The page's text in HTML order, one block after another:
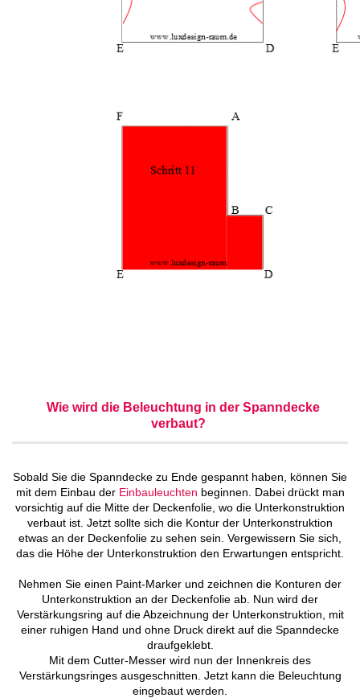
Wie wird die Beleuchtung in der Spanndecke
verbaut?
Sobald Sie die Spanndecke zu Ende gespannt haben, können Sie
mit dem Einbau der Einbauleuchten beginnen. Dabei drückt man
vorsichtig auf die Mitte der Deckenfolie, wo die Unterkonstruktion
verbaut ist. Jetzt sollte sich die Kontur der Unterkonstruktion
etwas an der Deckenfolie zu sehen sein. Vergewissern Sie sich,
das die Höhe der Unterkonstruktion den Erwartungen entspricht.
Nehmen Sie einen Paint-Marker und zeichnen die Konturen der
Unterkonstruktion an der Deckenfolie ab. Nun wird der
Verstärkungsring auf die Abzeichnung der Unterkonstruktion, mit
einer ruhigen Hand und ohne Druck direkt auf die Spanndecke
draufgeklebt.
Mit dem Cutter-Messer wird nun der Innenkreis des
Verstärkungsringes ausgeschnitten. Jetzt kann die Beleuchtung
eingebaut werden.